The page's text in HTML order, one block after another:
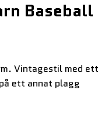
Baseball
Vintagestil med ett
ett annat plagg